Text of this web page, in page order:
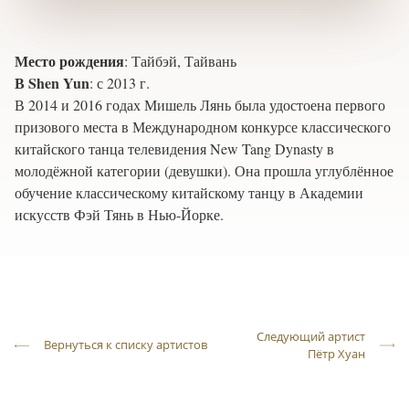
Место рождения: Тайбэй, Тайвань
В Shen Yun: с 2013 г.
В 2014 и 2016 годах Мишель Лянь была удостоена первого
призового места в Международном конкурсе классического
китайского танца телевидения New Tang Dynasty в
молодёжной категории (девушки). Она прошла углублённое
обучение классическому китайскому танцу в Академии
искусств Фэй Тянь в Нью-Йорке.
Вернуться к списку артистов
Следующий артист
Пётр Хуан